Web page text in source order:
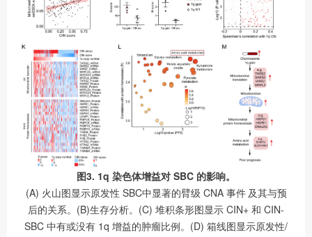
图3. 1q 染色体增益对 SBC 的影响。
(A) 火山图显示原发性 SBC中显著的臂级 CNA 事件 及其与预
后的关系。(B)生存分析。(C) 堆积条形图显示 CIN+ 和 CIN-
SBC 中有或没有 1q 增益的肿瘤比例。(D) 箱线图显示原发性/